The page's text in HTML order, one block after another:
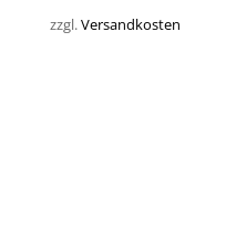
zzgl.Versandkosten